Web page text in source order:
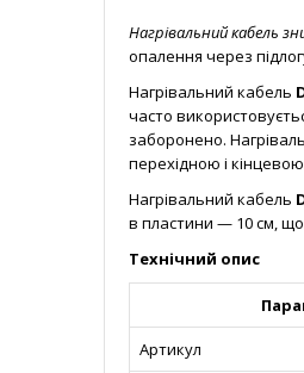
Нагрівальний кабель
опалення через
Нагрівальний кабель
часто
заборонено.
перехідною і
Нагрівальний кабель
в пластини — 10 см, що
Технічний опис
Артикул